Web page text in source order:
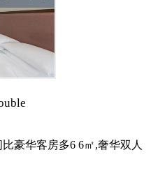
豪华客房多6 6㎡,奢华双人